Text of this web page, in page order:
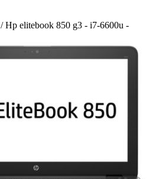
/ Hp elitebook 850 g3 - i7-6600u -